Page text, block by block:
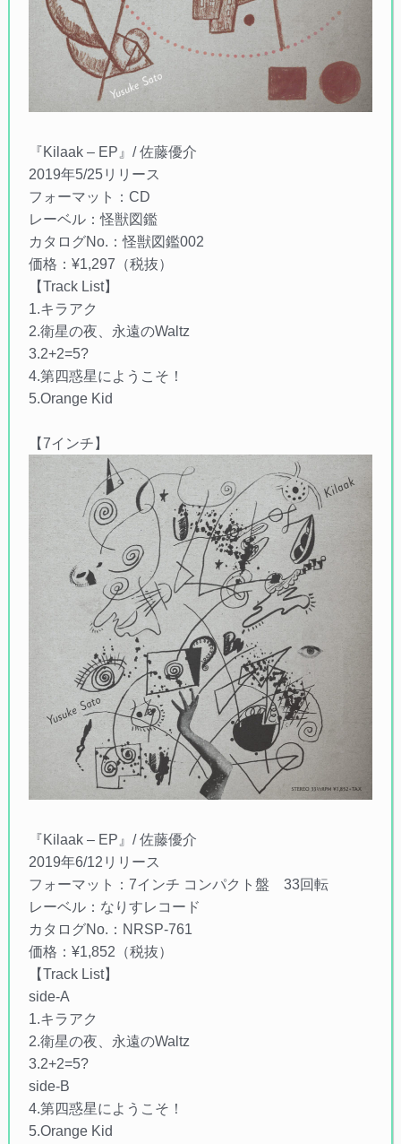
『Kilaak – EP』/ 佐藤優介
2019年5/25リリース
フォーマット：CD
レーベル：怪獣図鑑
カタログNo.：怪獣図鑑002
価格：¥1,297（税抜）
【Track List】
1.キラアク
2.衛星の夜、永遠のWaltz
3.2+2=5?
4.第四惑星にようこそ！
5.Orange Kid
【7インチ】
『Kilaak – EP』/ 佐藤優介
2019年6/12リリース
フォーマット：7インチ コンパクト盤 33回転
レーベル：なりすレコード
カタログNo.：NRSP-761
価格：¥1,852（税抜）
【Track List】
side-A
1.キラアク
2.衛星の夜、永遠のWaltz
3.2+2=5?
side-B
4.第四惑星にようこそ！
5.Orange Kid